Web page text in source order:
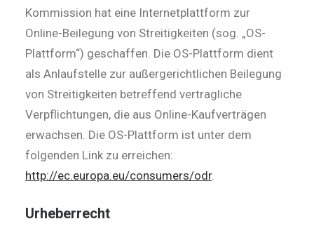
Kommission hat eine Internetplattform zur
Online-Beilegung von Streitigkeiten (sog. „OS-
Plattform“) geschaffen. Die OS-Plattform dient
als Anlaufstelle zur außergerichtlichen Beilegung
von Streitigkeiten betreffend vertragliche
Verpflichtungen, die aus Online-Kaufverträgen
erwachsen. Die OS-Plattform ist unter dem
folgenden Link zu erreichen:
http://ec.europa.eu/consumers/odr.
Urheberrecht